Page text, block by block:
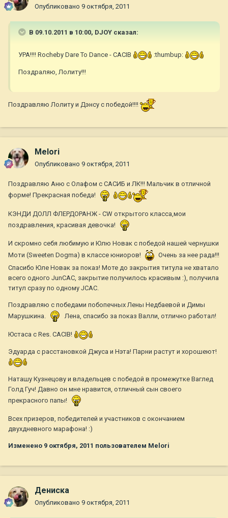
Опубликовано 9 октября, 2011
В 09.10.2011 в 10:00, DJOY сказал:
УРА!!!! Rocheby Dare To Dance - CACIB :thumbup:
Поздраляю, Лолиту!!!
Поздравляю Лолиту и Дэнсу с победой!!!!
Melori
Опубликовано 9 октября, 2011
Поздравляю Аню с Олафом с САСИБ и ЛК!!! Мальчик в отличной
форме! Прекрасная победа!
КЭНДИ ДОЛЛ ФЛЕРДОРАНЖ - CW открытого класса,мои
поздравления, красивая девочка!
И скромно себя любимую и Юлю Новак с победой нашей чернушки
Моти (Sweeten Dogma) в классе юниоров!
Очень за нее рада!!!
Спасибо Юле Новак за показ! Моте до закрытия титула не хватало
всего одного JunCAC, закрытие получилось красивым :), получила
титул сразу по одному JCAC.
Поздравляю с победами побопечных Лены Недбаевой и Димы
Марушкина.
Лена, спасибо за показ Валли, отлично работал!
Юстаса с Res. CACIB!
Эдуарда с расстановкой Джуса и Нэта! Парни растут и хорошеют!
Наташу Кузнецову и владельцев с победой в промежутке Ваглед
Голд Гуч! Давно он мне нравится, отличный сын своего
прекрасного папы!
Всех призеров, победителей и участников с окончанием
двухдневного марафона! :)
Изменено 9 октября, 2011 пользователем Melori
Дениска
Опубликовано 9 октября, 2011